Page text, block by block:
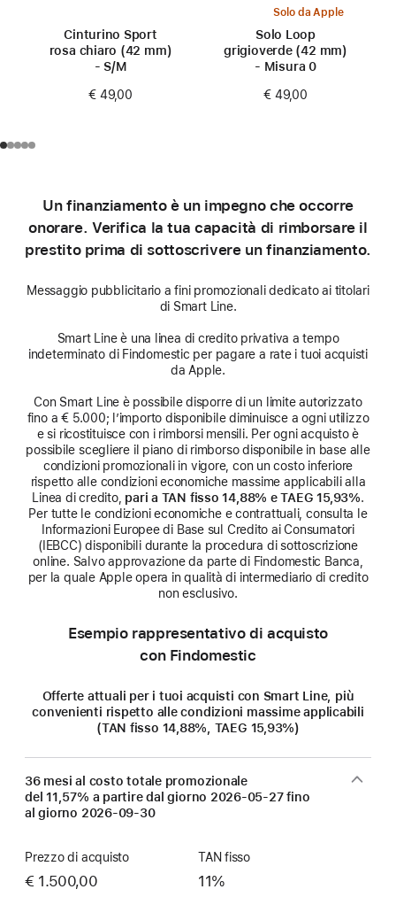
Cinturino Sport
rosa chiaro (42 mm)
- S/M
€ 49,00
Solo da Apple
Solo Loop
grigioverde (42 mm)
- Misura 0
€ 49,00
Un finanziamento è un impegno che occorre
onorare. Verifica la tua capacità di rimborsare il
prestito prima di sottoscrivere un finanziamento.
Messaggio pubblicitario a fini promozionali dedicato ai titolari
di Smart Line.
Smart Line è una linea di credito privativa a tempo
indeterminato di Findomestic per pagare a rate i tuoi acquisti
da Apple.
Con Smart Line è possibile disporre di un limite autorizzato
fino a € 5.000; l’importo disponibile diminuisce a ogni utilizzo
e si ricostituisce con i rimborsi mensili. Per ogni acquisto è
possibile scegliere il piano di rimborso disponibile in base alle
condizioni promozionali in vigore, con un costo inferiore
rispetto alle condizioni economiche massime applicabili alla
Linea di credito, pari a TAN fisso 14,88% e TAEG 15,93%.
Per tutte le condizioni economiche e contrattuali, consulta le
Informazioni Europee di Base sul Credito ai Consumatori
(IEBCC) disponibili durante la procedura di sottoscrizione
online. Salvo approvazione da parte di Findomestic Banca,
per la quale Apple opera in qualità di intermediario di credito
non esclusivo.
Esempio rappresentativo di acquisto
con Findomestic
Offerte attuali per i tuoi acquisti con Smart Line, più
convenienti rispetto alle condizioni massime applicabili
(TAN fisso 14,88%, TAEG 15,93%)
36 mesi al costo totale promozionale
del 11,57% a partire dal giorno 2026-05-27fino
al giorno 2026-09-30
Prezzo di acquisto
€ 1.500,00
TAN fisso
11%